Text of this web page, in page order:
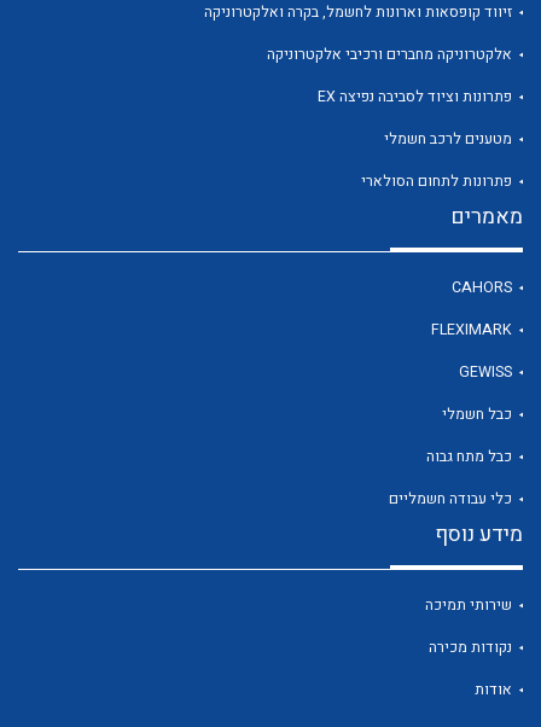
לכל מוצרי היצרן
זיווד קופסאות וארונות לחשמל, בקרה ואלקטרוניקה
אלקטרוניקה מחברים ורכיבי אלקטרוניקה
פתרונות וציוד לסביבה נפיצה EX
מטענים לרכב חשמלי
פתרונות לתחום הסולארי
מאמרים
CAHORS
FLEXIMARK
GEWISS
כבל חשמלי
כבל מתח גבוה
כלי עבודה חשמליים
מידע נוסף
שירותי תמיכה
נקודות מכירה
אודות